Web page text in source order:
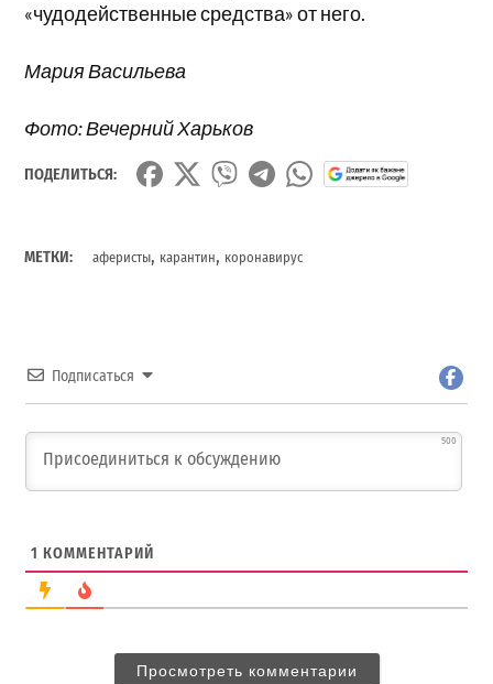
«чудодейственные средства» от него.
Мария Васильева
Фото: Вечерний Харьков
ПОДЕЛИТЬСЯ:
МЕТКИ: аферисты, карантин, коронавирус
Подписаться
500
1 КОММЕНТАРИЙ
Просмотреть комментарии